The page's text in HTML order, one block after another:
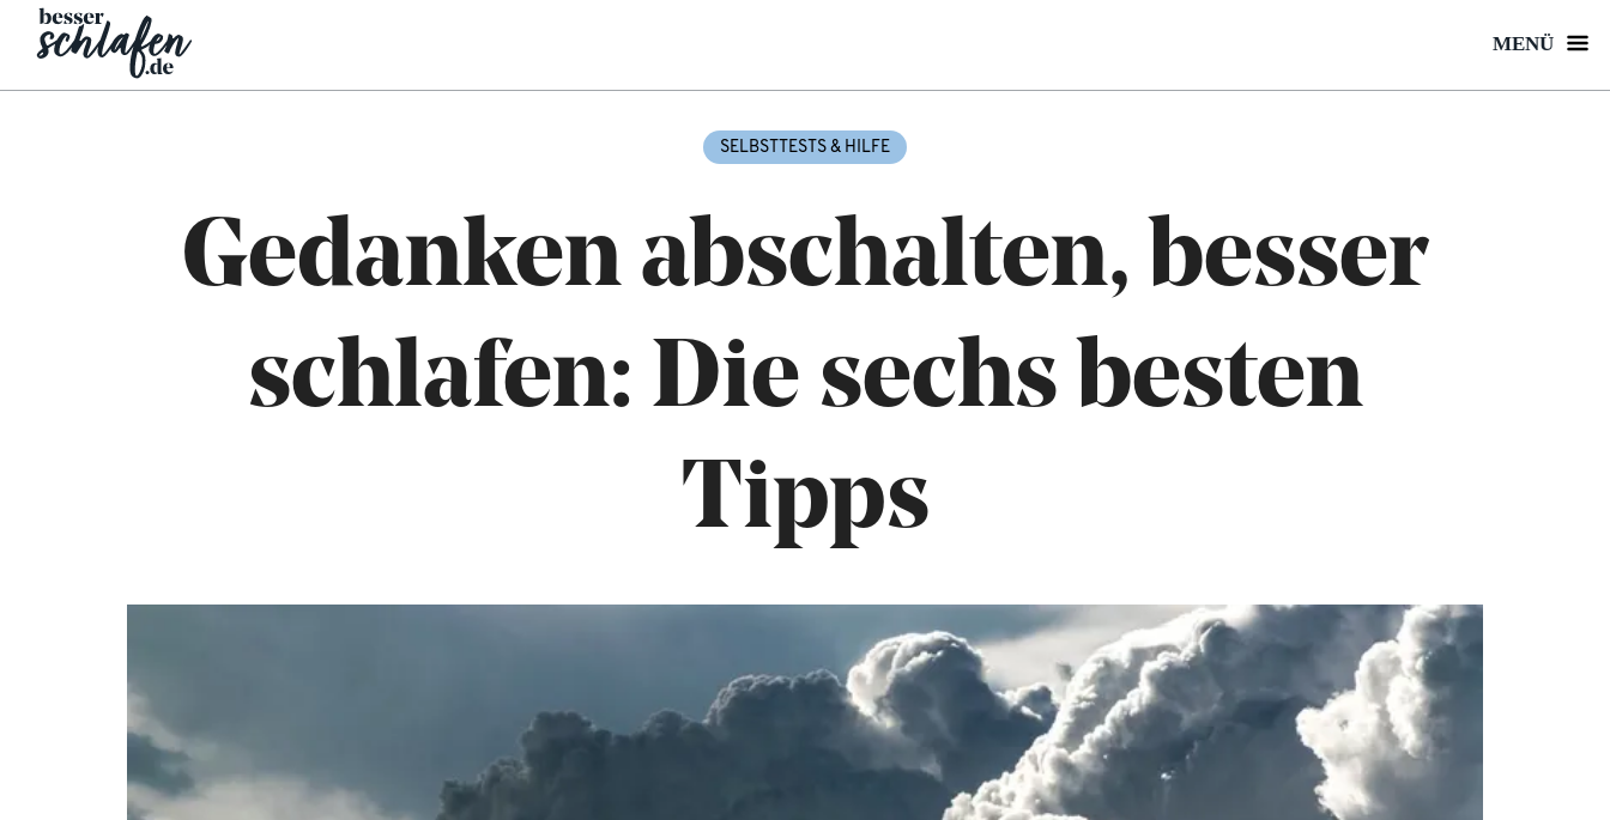
MENÜ
SELBSTTESTS & HILFE
Gedanken abschalten, besser
schlafen: Die sechs besten
Tipps